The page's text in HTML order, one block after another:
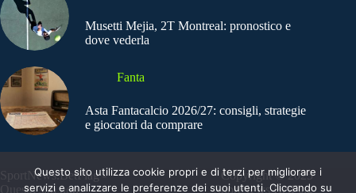
Musetti Mejia, 2T Montreal: pronostico e
dove vederla
Fanta
Asta Fantacalcio 2026/27: consigli, strategie
e giocatori da comprare
SportNews.BetFlag -
Questo sito non
Copyright © 2025
SportNews BetFlag
Questo sito utilizza cookie propri e di terzi per migliorare i
servizi e analizzare le preferenze dei suoi utenti. Cliccando su